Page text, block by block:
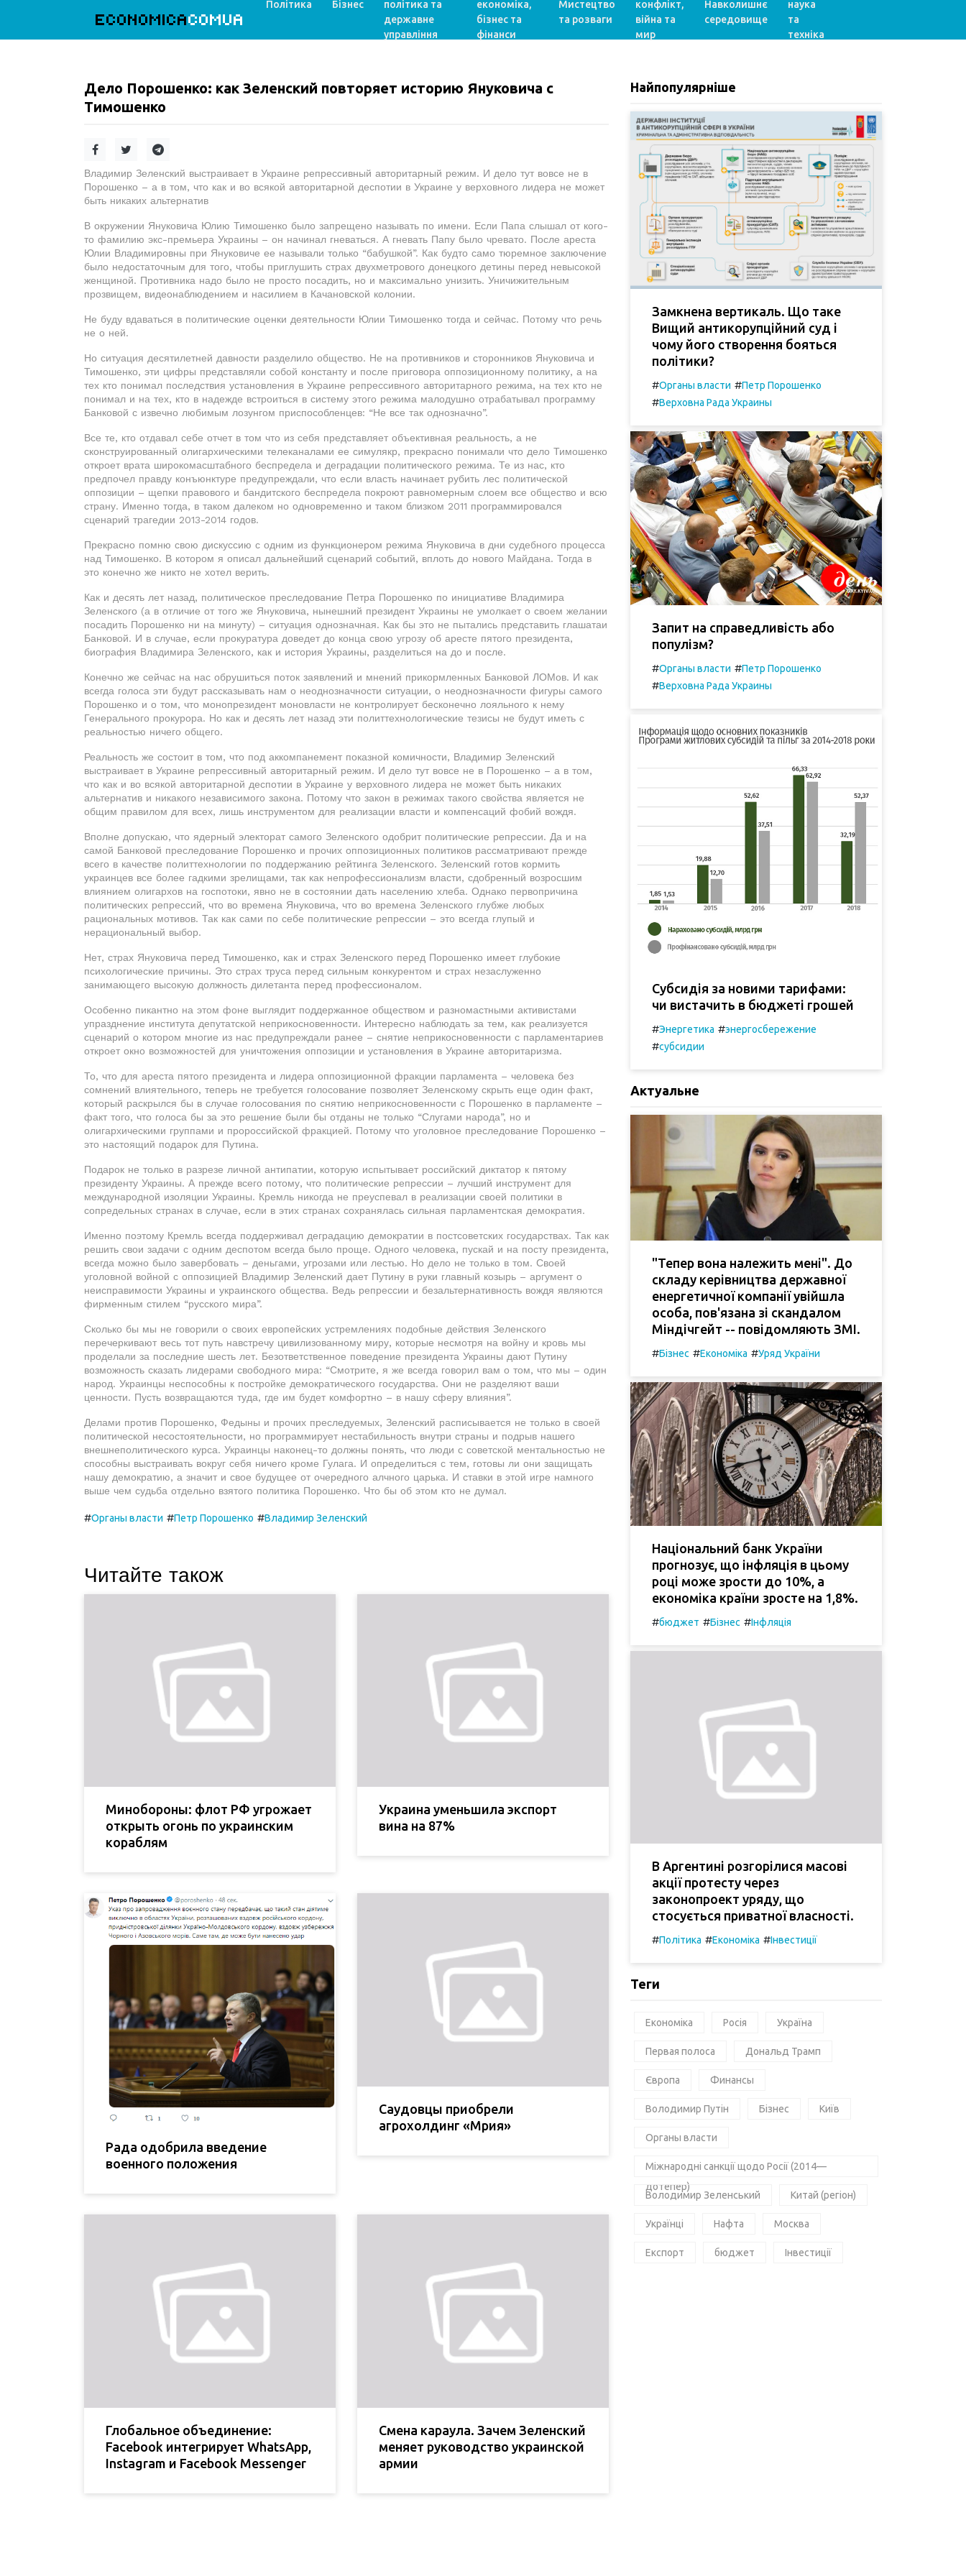
ECONOMICACOMUA
Політика Бізнес
політика та
державне
управління
економіка,
бізнес та
фінанси
Мистецтво
та розваги
конфлікт,
війна та
мир
Навколишнє
середовище
наука
та
техніка
Дело Порошенко: как Зеленский повторяет историю Януковича с
Тимошенко
Владимир Зеленский выстраивает в Украине репрессивный авторитарный режим. И дело тут вовсе не в
Порошенко – а в том, что как и во всякой авторитарной деспотии в Украине у верховного лидера не может
быть никаких альтернатив
В окружении Януковича Юлию Тимошенко было запрещено называть по имени. Если Папа слышал от кого-
то фамилию экс-премьера Украины – он начинал гневаться. А гневать Папу было чревато. После ареста
Юлии Владимировны при Януковиче ее называли только “бабушкой”. Как будто само тюремное заключение
было недостаточным для того, чтобы приглушить страх двухметрового донецкого детины перед невысокой
женщиной. Противника надо было не просто посадить, но и максимально унизить. Уничижительным
прозвищем, видеонаблюдением и насилием в Качановской колонии.
Не буду вдаваться в политические оценки деятельности Юлии Тимошенко тогда и сейчас. Потому что речь
не о ней.
Но ситуация десятилетней давности разделило общество. Не на противников и сторонников Януковича и
Тимошенко, эти цифры представляли собой константу и после приговора оппозиционному политику, а на
тех кто понимал последствия установления в Украине репрессивного авторитарного режима, на тех кто не
понимал и на тех, кто в надежде встроиться в систему этого режима малодушно отрабатывал программу
Банковой с извечно любимым лозунгом приспособленцев: “Не все так однозначно”.
Все те, кто отдавал себе отчет в том что из себя представляет объективная реальность, а не
сконструированный олигархическими телеканалами ее симулякр, прекрасно понимали что дело Тимошенко
откроет врата широкомасштабного беспредела и деградации политического режима. Те из нас, кто
предпочел правду конъюнктуре предупреждали, что если власть начинает рубить лес политической
оппозиции – щепки правового и бандитского беспредела покроют равномерным слоем все общество и всю
страну. Именно тогда, в таком далеком но одновременно и таком близком 2011 программировался
сценарий трагедии 2013-2014 годов.
Прекрасно помню свою дискуссию с одним из функционером режима Януковича в дни судебного процесса
над Тимошенко. В котором я описал дальнейший сценарий событий, вплоть до нового Майдана. Тогда в
это конечно же никто не хотел верить.
Как и десять лет назад, политическое преследование Петра Порошенко по инициативе Владимира
Зеленского (а в отличие от того же Януковича, нынешний президент Украины не умолкает о своем желании
посадить Порошенко ни на минуту) – ситуация однозначная. Как бы это не пытались представить глашатаи
Банковой. И в случае, если прокуратура доведет до конца свою угрозу об аресте пятого президента,
биография Владимира Зеленского, как и история Украины, разделиться на до и после.
Конечно же сейчас на нас обрушиться поток заявлений и мнений прикормленных Банковой ЛОМов. И как
всегда голоса эти будут рассказывать нам о неоднозначности ситуации, о неоднозначности фигуры самого
Порошенко и о том, что монопрезидент моновласти не контролирует бесконечно лояльного к нему
Генерального прокурора. Но как и десять лет назад эти политтехнологические тезисы не будут иметь с
реальностью ничего общего.
Реальность же состоит в том, что под аккомпанемент показной комичности, Владимир Зеленский
выстраивает в Украине репрессивный авторитарный режим. И дело тут вовсе не в Порошенко – а в том,
что как и во всякой авторитарной деспотии в Украине у верховного лидера не может быть никаких
альтернатив и никакого независимого закона. Потому что закон в режимах такого свойства является не
общим правилом для всех, лишь инструментом для реализации власти и компенсаций фобий вождя.
Вполне допускаю, что ядерный электорат самого Зеленского одобрит политические репрессии. Да и на
самой Банковой преследование Порошенко и прочих оппозиционных политиков рассматривают прежде
всего в качестве политтехнологии по поддержанию рейтинга Зеленского. Зеленский готов кормить
украинцев все более гадкими зрелищами, так как непрофессионализм власти, сдобренный возросшим
влиянием олигархов на госпотоки, явно не в состоянии дать населению хлеба. Однако первопричина
политических репрессий, что во времена Януковича, что во времена Зеленского глубже любых
рациональных мотивов. Так как сами по себе политические репрессии – это всегда глупый и
нерациональный выбор.
Нет, страх Януковича перед Тимошенко, как и страх Зеленского перед Порошенко имеет глубокие
психологические причины. Это страх труса перед сильным конкурентом и страх незаслуженно
занимающего высокую должность дилетанта перед профессионалом.
Особенно пикантно на этом фоне выглядит поддержанное обществом и разномастными активистами
упразднение института депутатской неприкосновенности. Интересно наблюдать за тем, как реализуется
сценарий о котором многие из нас предупреждали ранее – снятие неприкосновенности с парламентариев
откроет окно возможностей для уничтожения оппозиции и установления в Украине авторитаризма.
То, что для ареста пятого президента и лидера оппозиционной фракции парламента – человека без
сомнений влиятельного, теперь не требуется голосование позволяет Зеленскому скрыть еще один факт,
который раскрылся бы в случае голосования по снятию неприкосновенности с Порошенко в парламенте –
факт того, что голоса бы за это решение были бы отданы не только “Слугами народа”, но и
олигархическими группами и пророссийской фракцией. Потому что уголовное преследование Порошенко –
это настоящий подарок для Путина.
Подарок не только в разрезе личной антипатии, которую испытывает российский диктатор к пятому
президенту Украины. А прежде всего потому, что политические репрессии – лучший инструмент для
международной изоляции Украины. Кремль никогда не преуспевал в реализации своей политики в
сопредельных странах в случае, если в этих странах сохранялась сильная парламентская демократия.
Именно поэтому Кремль всегда поддерживал деградацию демократии в постсоветских государствах. Так как
решить свои задачи с одним деспотом всегда было проще. Одного человека, пускай и на посту президента,
всегда можно было завербовать – деньгами, угрозами или лестью. Но дело не только в том. Своей
уголовной войной с оппозицией Владимир Зеленский дает Путину в руки главный козырь – аргумент о
неисправимости Украины и украинского общества. Ведь репрессии и безальтернативность вождя являются
фирменным стилем “русского мира”.
Сколько бы мы не говорили о своих европейских устремлениях подобные действия Зеленского
перечеркивают весь тот путь навстречу цивилизованному миру, которые несмотря на войну и кровь мы
проделали за последние шесть лет. Безответственное поведение президента Украины дают Путину
возможность сказать лидерами свободного мира: “Смотрите, я же всегда говорил вам о том, что мы – один
народ. Украинцы неспособны к постройке демократического государства. Они не разделяют ваши
ценности. Пусть возвращаются туда, где им будет комфортно – в нашу сферу влияния”.
Делами против Порошенко, Федыны и прочих преследуемых, Зеленский расписывается не только в своей
политической несостоятельности, но программирует нестабильность внутри страны и подрыв нашего
внешнеполитического курса. Украинцы наконец-то должны понять, что люди с советской ментальностью не
способны выстраивать вокруг себя ничего кроме Гулага. И определиться с тем, готовы ли они защищать
нашу демократию, а значит и свое будущее от очередного алчного царька. И ставки в этой игре намного
выше чем судьба отдельно взятого политика Порошенко. Что бы об этом кто не думал.
#Органы власти #Петр Порошенко #Владимир Зеленский
Читайте також
Минобороны: флот РФ угрожает
открыть огонь по украинским
кораблям
Украина уменьшила экспорт
вина на 87%
Рада одобрила введение
военного положения
Саудовцы приобрели
агрохолдинг «Мрия»
Глобальное объединение:
Facebook интегрирует WhatsApp,
Instagram и Facebook Messenger
Смена караула. Зачем Зеленский
меняет руководство украинской
армии
Найпопулярніше
Замкнена вертикаль. Що таке
Вищий антикорупційний суд і
чому його створення бояться
політики?
#Органы власти #Петр Порошенко
#Верховна Рада Украины
Запит на справедливість або
популізм?
#Органы власти #Петр Порошенко
#Верховна Рада Украины
Субсидія за новими тарифами:
чи вистачить в бюджеті грошей
#Энергетика #энергосбережение
#субсидии
Актуальне
"Тепер вона належить мені". До
складу керівництва державної
енергетичної компанії увійшла
особа, пов'язана зі скандалом
Міндічгейт -- повідомляють ЗМІ.
#Бізнес #Економіка #Уряд України
Національний банк України
прогнозує, що інфляція в цьому
році може зрости до 10%, а
економіка країни зросте на 1,8%.
#бюджет #Бізнес #Інфляція
В Аргентині розгорілися масові
акції протесту через
законопроект уряду, що
стосується приватної власності.
#Політика #Економіка #Інвестиції
Теги
Економіка Росія Україна
Первая полоса Дональд Трамп
Європа Финансы
Володимир Путін Бізнес Київ
Органы власти
Міжнародні санкції щодо Росії (2014—
дотепер)
Володимир Зеленський Китай (регіон)
Українці Нафта Москва
Експорт бюджет Інвестиції